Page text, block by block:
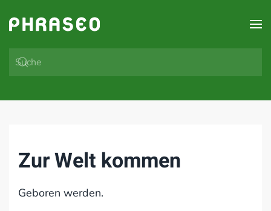
Zum Hauptinhalt springen
Zur Welt kommen
Geboren werden.